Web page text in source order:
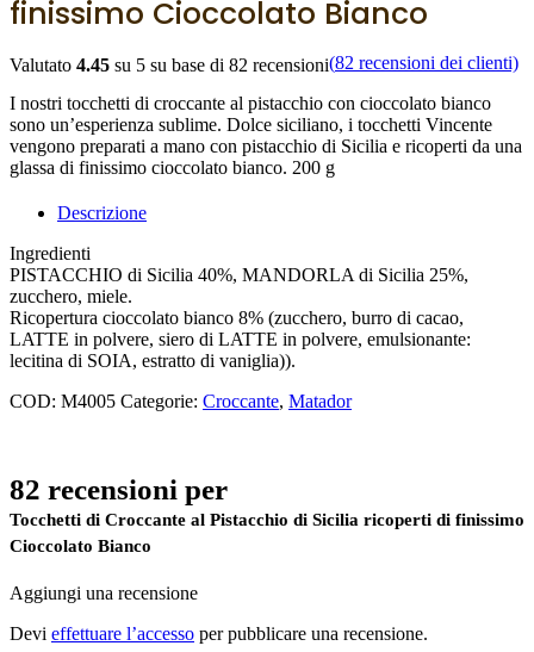
finissimo Cioccolato Bianco
Valutato 4.45 su 5 su base di 82 recensioni(82 recensioni dei clienti)
I nostri tocchetti di croccante al pistacchio con cioccolato bianco
sono un’esperienza sublime. Dolce siciliano, i tocchetti Vincente
vengono preparati a mano con pistacchio di Sicilia e ricoperti da una
glassa di finissimo cioccolato bianco. 200 g
Descrizione
Ingredienti
PISTACCHIO di Sicilia 40%, MANDORLA di Sicilia 25%,
zucchero, miele.
Ricopertura cioccolato bianco 8% (zucchero, burro di cacao,
LATTE in polvere, siero di LATTE in polvere, emulsionante:
lecitina di SOIA, estratto di vaniglia)).
COD: M4005 Categorie: Croccante, Matador
82 recensioni per
Tocchetti di Croccante al Pistacchio di Sicilia ricoperti di finissimo
Cioccolato Bianco
Aggiungi una recensione
Devi effettuare l’accesso per pubblicare una recensione.